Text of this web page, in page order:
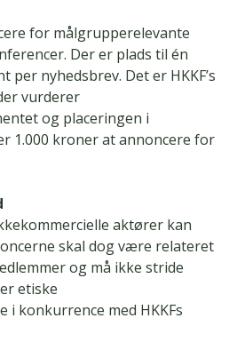
for målgrupperelevante
Der er plads til én
nyhedsbrev. Det er HKKF’s
vurderer
og placeringen i
1.000 kroner at annoncere for
aktører kan
skal dog være relateret
og må ikke stride
etiske
i konkurrence med HKKFs